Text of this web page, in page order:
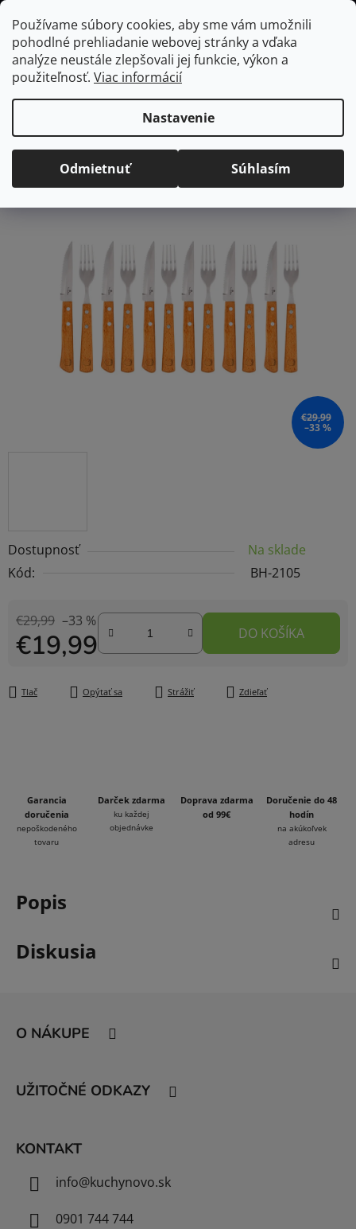
Používame súbory cookies, aby sme vám umožnili
pohodlné prehliadanie webovej stránky a vďaka
analýze neustále zlepšovali jej funkcie, výkon a
použiteľnosť. Viac informácií
Nastavenie
Odmietnuť Súhlasím
Prejsť
na
obsah
Hľadať
Domov
/ Vybavenie do jedálne
BerlingerHaus sada príborov na
steak, 12 ks
Dostupnosť
Na sklade
Kód:
BH-2105
€29,99 –33 %
€19,99 DO KOŠÍKA
Tlač Opýtať sa Strážiť Zdieľať
BerlingerHaus sada
príborov na steak, 12 ks
Priemerné
hodnotenie
hviezdičiek.
Neohodnotené Podrobnosti hodnotenia
€29,99
–33 %
Garancia
doručenia
nepoškodeného
tovaru
Darček zdarma
ku každej
objednávke
Doprava zdarma
od 99€
Doručenie do 48
hodín
na akúkoľvek
adresu
Popis
Diskusia
O NÁKUPE
UŽITOČNÉ ODKAZY
KONTAKT
info@kuchynovo.sk
0901 744 744